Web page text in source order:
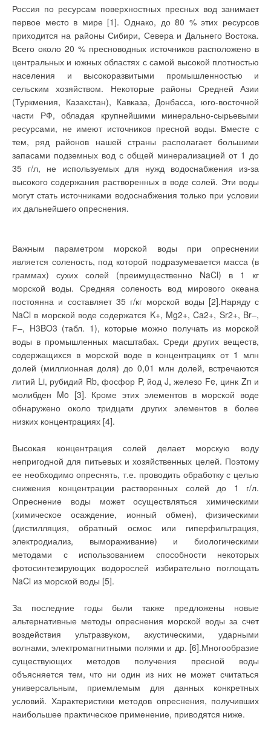
Россия по ресурсам поверхностных пресных вод занимает
первое место в мире [1]. Однако, до 80 % этих ресурсов
приходится на районы Сибири, Севера и Дальнего Востока.
Всего около 20 % пресноводных источников расположено в
центральных и южных областях с самой высокой плотностью
населения и высокоразвитыми промышленностью и
сельским хозяйством. Некоторые районы Средней Азии
(Туркмения, Казахстан), Кавказа, Донбасса, юго-восточной
части РФ, обладая крупнейшими минерально-сырьевыми
ресурсами, не имеют источников пресной воды. Вместе с
тем, ряд районов нашей страны располагает большими
запасами подземных вод с общей минерализацией от 1 до
35 г/л, не используемых для нужд водоснабжения из-за
высокого содержания растворенных в воде солей. Эти воды
могут стать источниками водоснабжения только при условии
их дальнейшего опреснения.
Важным параметром морской воды при опреснении
является соленость, под которой подразумевается масса (в
граммах) сухих солей (преимущественно NaCl) в 1 кг
морской воды. Средняя соленость вод мирового океана
постоянна и составляет 35 г/кг морской воды [2].Наряду с
NaCl в морской воде содержатся K+, Mg2+, Ca2+, Sr2+, Br–,
F–, H3BO3 (табл. 1), которые можно получать из морской
воды в промышленных масштабах. Среди других веществ,
содержащихся в морской воде в концентрациях от 1 млн
долей (миллионная доля) до 0,01 млн долей, встречаются
литий Li, рубидий Rb, фосфор P, йод J, железо Fe, цинк Zn и
молибден Mo [3]. Кроме этих элементов в морской воде
обнаружено около тридцати других элементов в более
низких концентрациях [4].
Высокая концентрация солей делает морскую воду
непригодной для питьевых и хозяйственных целей. Поэтому
ее необходимо опреснять, т.е. проводить обработку с целью
снижения концентрации растворенных солей до 1 г/л.
Опреснение воды может осуществляться химическими
(химическое осаждение, ионный обмен), физическими
(дистилляция, обратный осмос или гиперфильтрация,
электродиализ, вымораживание) и биологическими
методами с использованием способности некоторых
фотосинтезирующих водорослей избирательно поглощать
NaCl из морской воды [5].
За последние годы были также предложены новые
альтернативные методы опреснения морской воды за счет
воздействия ультразвуком, акустическими, ударными
волнами, электромагнитными полями и др. [6].Многообразие
существующих методов получения пресной воды
объясняется тем, что ни один из них не может считаться
универсальным, приемлемым для данных конкретных
условий. Характеристики методов опреснения, получивших
наибольшее практическое применение, приводятся ниже.
либо в помещении, либо в приточном воздуховоде),
последовательной работой регулирующих клапанов 6 и 7,
устанавливаемых на трубопроводах промежуточного
теплоносителя и воды из тепловой сети. При понижении
температуры приточного воздуха клапан 6 увеличивает
расход сетевой тепловой воды через теплообменник 4, при
повышении — регулирующий клапан 7 уменьшает расход
промежуточного теплоносителя через теплоутилизатор 3,
установленный в потоке вытяжного воздуха.
Автоматическая защита от замерзания утилизатора 2
приточной установки осуществляется: в рабочем режиме при
понижении температуры воздуха или промежуточного
теплоносителя на выходе из теплоутилизатора 2 до
установленного значения — открытием клапана 6 на
обратном трубопроводе; в нерабочем режиме —
Автоматическая защита от обледенения утилизатора 3
вытяжной установки предусматривается по перепаду
давления воздуха в утилизаторе. При повышении перепада
до установленного значения по датчику 8 открывается
регулирующий клапан 7, обеспечивая оттаивание потоком
удаляемого воздуха. При уменьшенном расходе
промежуточного теплоносителя оттаивание осуществляется
через утилизатор 3.
Все разновидности схемы СУПТ с подогревом
промежуточного теплоносителя имеют один существенный
недостаток: в период работы дополнительного
теплоносителя снижается количество утилизированного
тепла за счет повышения обратной температуры
промежуточного теплоносителя, а, следовательно,
увеличивается расход тепла в дополнительном
подогревателе.
В период работы дополнительного подогревателя СУПТ с
подогревом промежуточного теплоносителя потребляет на
20–30 % больше тепла, чем СУПТ без подогрева
промежуточного теплоносителя, где догрев воздуха до
необходимых параметров осуществляется в
На рис. 2 представлена принципиальная схема СУПТ без
подогрева с регулированием теплопроизводительности
приточных утилизаторов и с защитой от обледенения
утилизаторов вытяжной установки. Промежуточный
теплоноситель с помощью насосов 1 (один из них
резервный) циркулирует по контуру через утилизаторы 2 и 3
приточного и вытяжного воздуха. Догрев воздуха до
небольших коттеджей
общей площадью до
200 м2. В чем же
особенность систем
отопления
используемых для
условиях умеренного
климата? Оговоримся,
что будем
рассматривать только
системы отопления,
способные работать
автономно. Так,
например, котлы и
печи на твердом
топливе требуют
постоянного надзора и
поддержания горения
с участием человека.
Системы отопления
на природном газе
охватывают
Однако в ряде случаев
(садоводческое
некоммерческое
товарищество)
централизованное
газоснабжение будет
оставаться еще долгое
время недоступно по
экономическим
соображениям. По
средней оценке
и реализацию проекта
газового хозяйства
небольшого дачного
поселка на
сегодняшний день
примерно
соответствуют
отопление
Необходимо учесть
расходы на
содержание
обслуживающего
персонала,
регламентные работы
и т.п. Даже при
централизованного
газоснабжения на
вопрос экономии
играет не последнюю
роль, т.к. ресурс
дорожает.
Системы на
индивидуального
использования.
оборудования и
монтажа для них,
пожалуй, наиболее
высока. Не каждый
индивидуальный
застройщик примет
решение
устанавливать на
садовом участке под
землей емкость